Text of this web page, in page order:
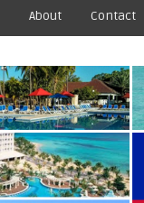
About Contact